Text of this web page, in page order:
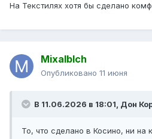
На Текстилях хотя бы сделано
Mixalblch
Опубликовано 11 июня
В 11.06.2026 в 18:01, Дон
То, что сделано в Косино, ни на